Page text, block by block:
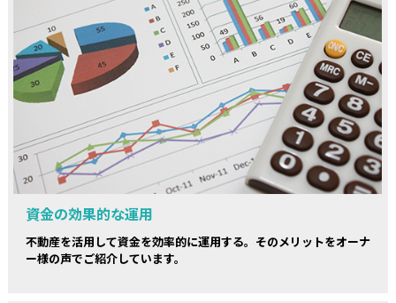
資金の効果的な運用
不動産を活用して資金を効率的に運用する。そのメリットをオーナ
ー様の声でご紹介しています。